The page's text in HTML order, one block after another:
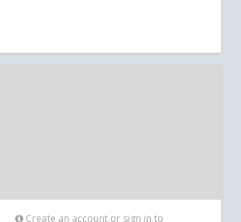
Create an account or sign in to